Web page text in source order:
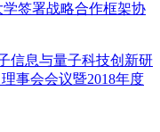
签署战略合作框架协
信息与量子科技创新研
事会会议暨2018年度